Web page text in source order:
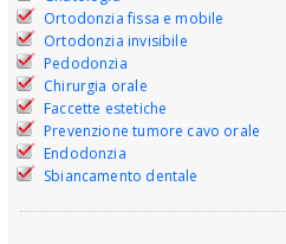
Ortodonzia fissa e mobile
Ortodonzia invisibile
Pedodonzia
Chirurgia orale
Faccette estetiche
Prevenzione tumore cavo orale
Endodonzia
Sbiancamento dentale